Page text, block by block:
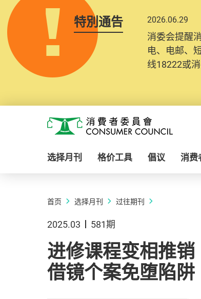
特別通告 2026.06.29
消委会提醒
电、电邮、
线18222或
消费者委员会
选择月刊 格价工具 倡议 消费
首页 选择月刊 过往期刊
2025.03 581期
进修课程变相推销
借镜个案免堕陷阱